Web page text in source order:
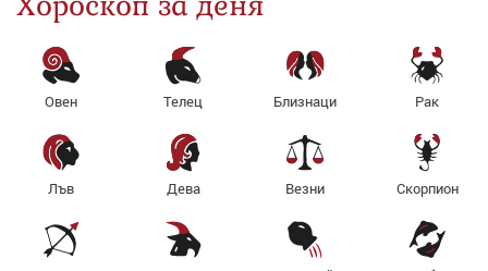
Овен Телец Близнаци Рак
Лъв Дева Везни Скорпион